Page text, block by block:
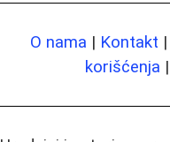
O nama | Kontakt |
korišćenja |